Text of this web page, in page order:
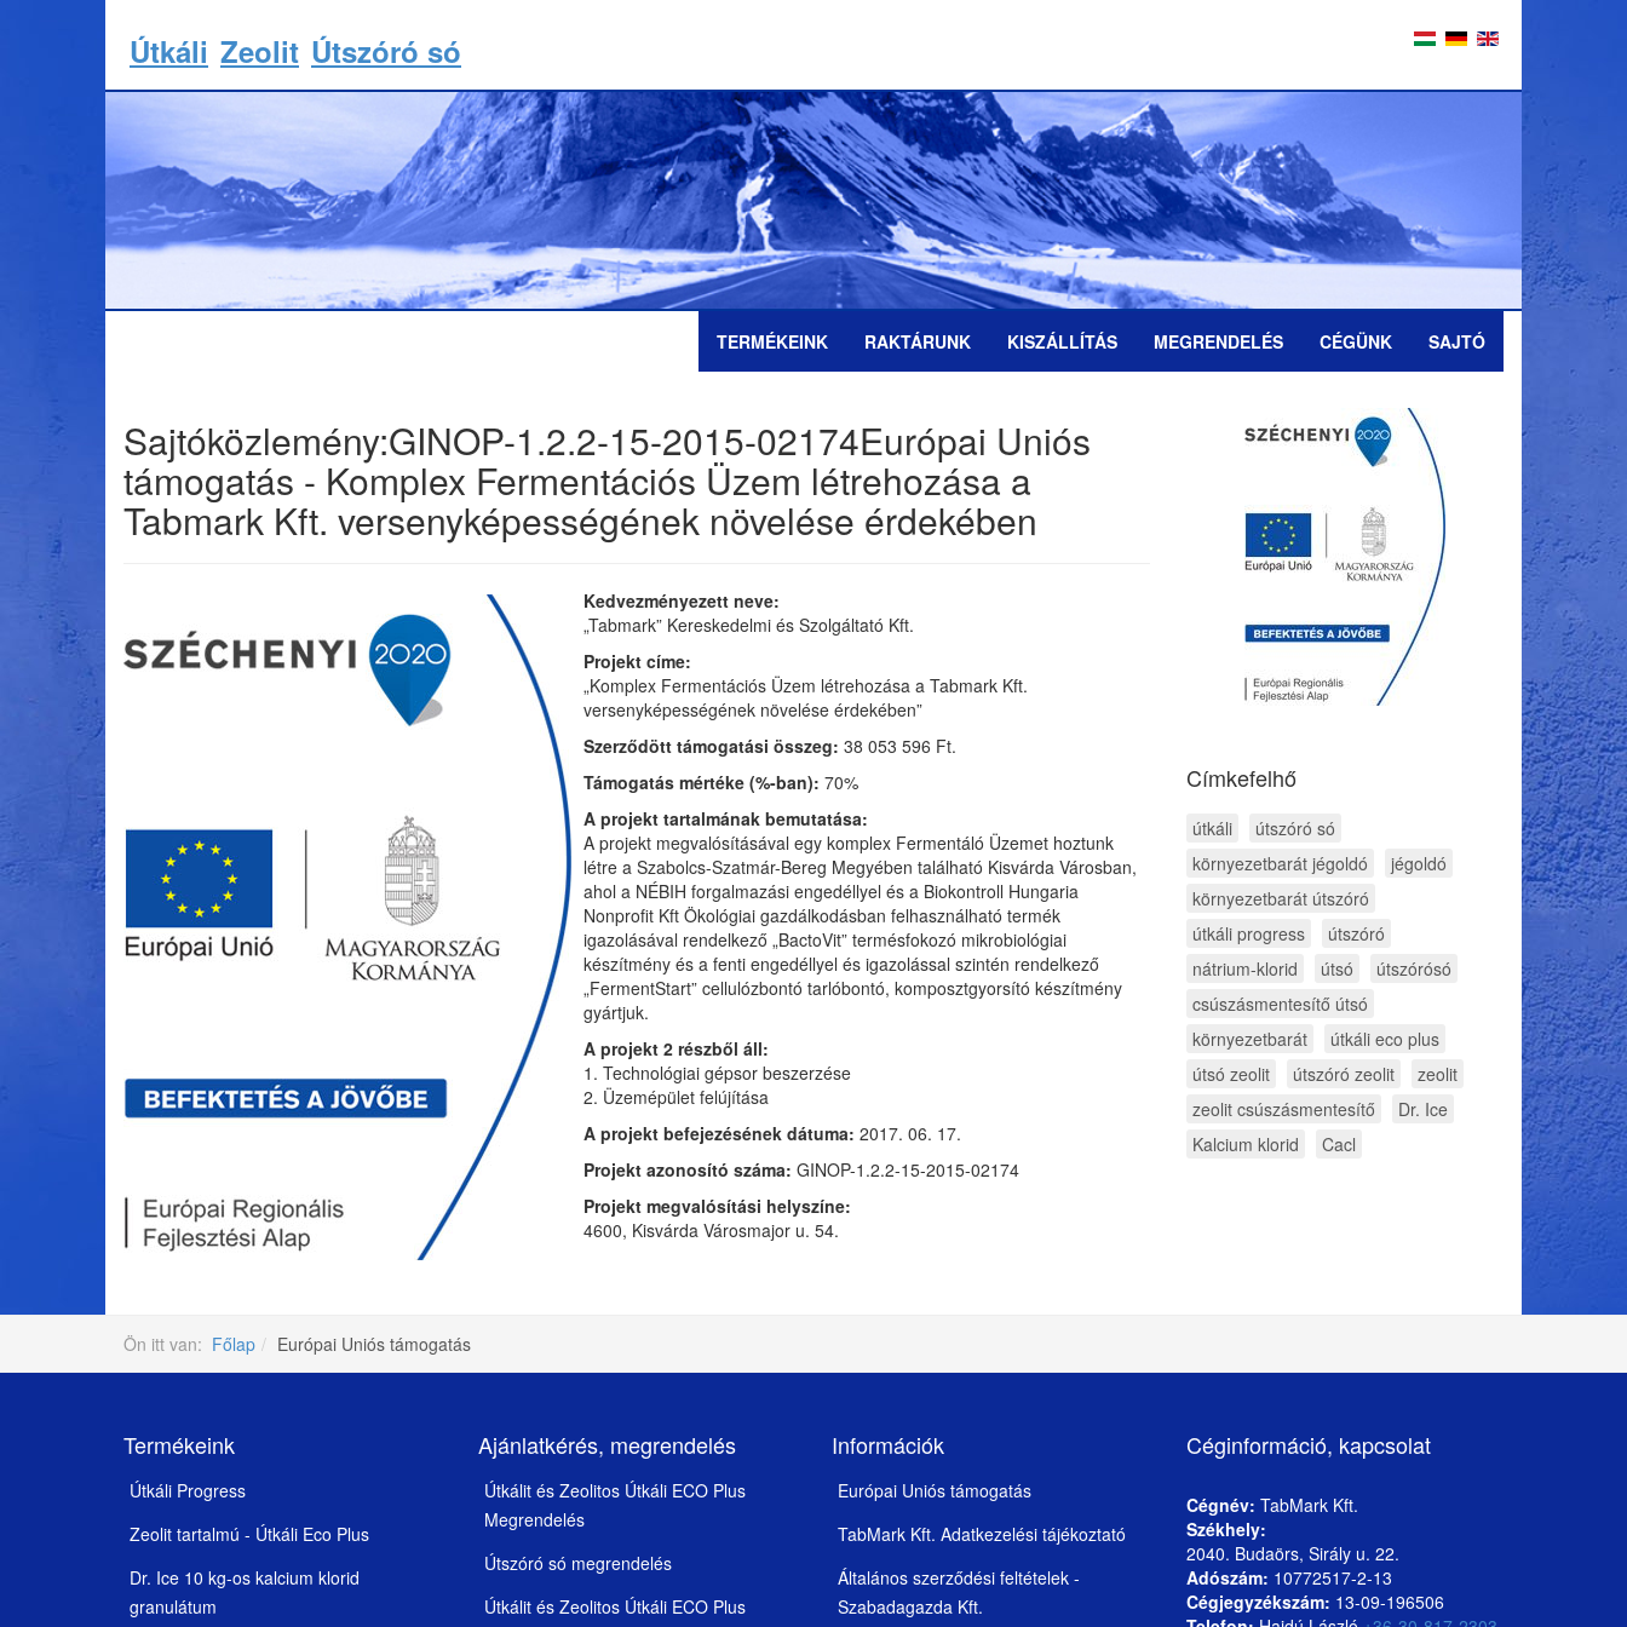
Útkáli Zeolit Útszóró só
TERMÉKEINK RAKTÁRUNK KISZÁLLÍTÁS MEGRENDELÉS CÉGÜNK SAJTÓ
Sajtóközlemény:GINOP-1.2.2-15-2015-02174Európai Uniós
támogatás - Komplex Fermentációs Üzem létrehozása a
Tabmark Kft. versenyképességének növelése érdekében
Kedvezményezett neve:
„Tabmark” Kereskedelmi és Szolgáltató Kft.
Projekt címe:
„Komplex Fermentációs Üzem létrehozása a Tabmark Kft.
versenyképességének növelése érdekében”
Szerződött támogatási összeg: 38 053 596 Ft.
Támogatás mértéke (%-ban): 70%
A projekt tartalmának bemutatása:
A projekt megvalósításával egy komplex Fermentáló Üzemet hoztunk
létre a Szabolcs-Szatmár-Bereg Megyében található Kisvárda Városban,
ahol a NÉBIH forgalmazási engedéllyel és a Biokontroll Hungaria
Nonprofit Kft Ökológiai gazdálkodásban felhasználható termék
igazolásával rendelkező „BactoVit” termésfokozó mikrobiológiai
készítmény és a fenti engedéllyel és igazolással szintén rendelkező
„FermentStart” cellulózbontó tarlóbontó, komposztgyorsító készítmény
gyártjuk.
A projekt 2 részből áll:
1. Technológiai gépsor beszerzése
2. Üzemépület felújítása
A projekt befejezésének dátuma: 2017. 06. 17.
Projekt azonosító száma: GINOP-1.2.2-15-2015-02174
Projekt megvalósítási helyszíne:
4600, Kisvárda Városmajor u. 54.
Címkefelhő
útkáli
útszóró só
környezetbarát jégoldó
jégoldó
környezetbarát útszóró
útkáli progress
útszóró
nátrium-klorid
útsó
útszórósó
csúszásmentesítő útsó
környezetbarát
útkáli eco plus
útsó zeolit
útszóró zeolit
zeolit
zeolit csúszásmentesítő
Dr. Ice
Kalcium klorid
Cacl
Ön itt van: Főlap Európai Uniós támogatás
Termékeink
Útkáli Progress
Zeolit tartalmú - Útkáli Eco Plus
Dr. Ice 10 kg-os kalcium klorid
granulátum
Ajánlatkérés, megrendelés
Útkálit és Zeolitos Útkáli ECO Plus
Megrendelés
Útszóró só megrendelés
Útkálit és Zeolitos Útkáli ECO Plus
Információk
Európai Uniós támogatás
TabMark Kft. Adatkezelési tájékoztató
Általános szerződési feltételek -
Szabadagazda Kft.
Céginformáció, kapcsolat
Cégnév: TabMark Kft.
Székhely:
2040. Budaörs, Sirály u. 22.
Adószám: 10772517-2-13
Cégjegyzékszám: 13-09-196506